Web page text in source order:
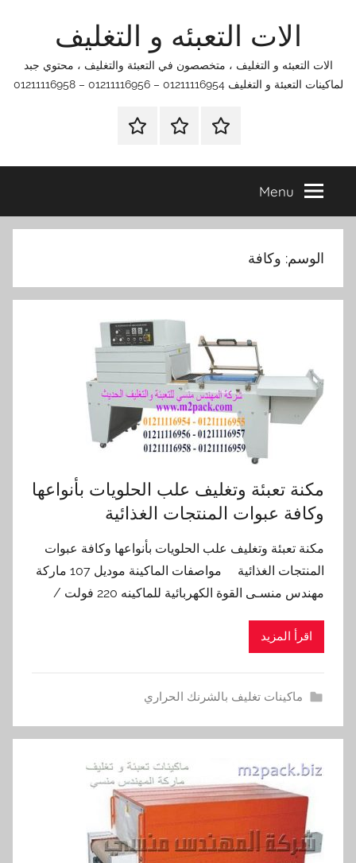
الات التعبئه و التغليف
الات التعبئه و التغليف ، متخصصون في التعبئة والتغليف ، محتوي جبد
لماكينات التعبئة و التغليف 01211116954 – 01211116956 – 01211116958
الرئيسيةاتصل
اتـصـل
في
التي
Menu
الوسم: وكافة
مكنة تعبئة وتغليف علب الحلويات بأنواعها
وكافة عبوات المنتجات الغذائية
مكنة تعبئة وتغليف علب الحلويات بأنواعها وكافة عبوات
المنتجات الغذائية مواصفات الماكينة موديل 107 ماركة
مهندس منسـى القوة الكهربائية للماكينه 220 فولت /
اقرأ المزيد
ماكينات تغليف بالشرنك الحراري